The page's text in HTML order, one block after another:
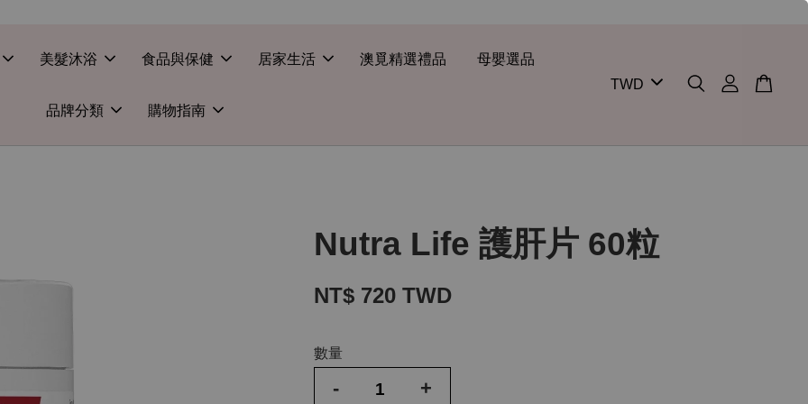
美髮沐浴 食品與保健 居家生活 澳覓精選禮品 母嬰選品
品牌分類 購物指南
Nutra Life 護肝片 60粒
NT$ 720 TWD
數量
- +